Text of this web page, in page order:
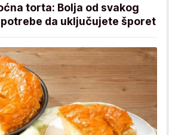
torta: Bolja od svakog
da uključujete šporet